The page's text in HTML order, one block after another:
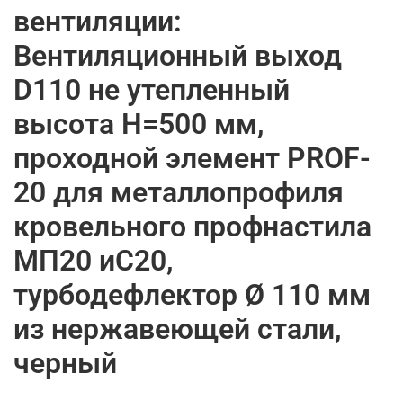
вентиляции:
Вентиляционный выход
D110 не утепленный
высота H=500 мм,
проходной элемент PROF-
20 для металлопрофиля
кровельного профнастила
МП20 иС20,
турбодефлектор Ø 110 мм
из нержавеющей стали,
черный